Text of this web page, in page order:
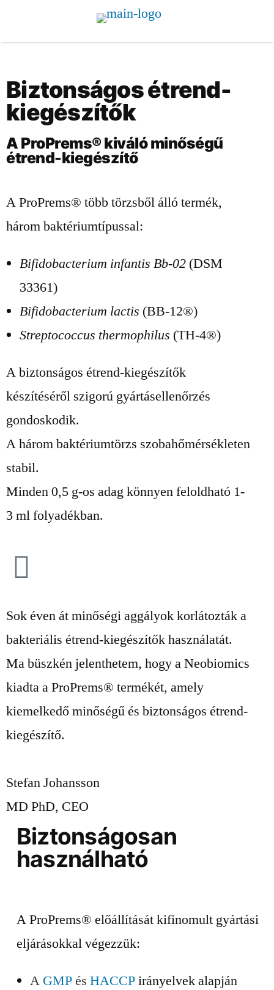
Biztonságos étrend-
kiegészítők
A ProPrems® kiváló minőségű
étrend-kiegészítő
A ProPrems® több törzsből álló termék,
három baktériumtípussal:
Bifidobacterium infantis Bb-02 (DSM
33361)
Bifidobacterium lactis (BB-12®)
Streptococcus thermophilus (TH-4®)
A biztonságos étrend-kiegészítők
készítéséről szigorú gyártásellenőrzés
gondoskodik.
A három baktériumtörzs szobahőmérsékleten
stabil.
Minden 0,5 g-os adag könnyen feloldható 1-
3 ml folyadékban.
Sok éven át minőségi aggályok korlátozták a
bakteriális étrend-kiegészítők használatát.
Ma büszkén jelenthetem, hogy a Neobiomics
kiadta a ProPrems® termékét, amely
kiemelkedő minőségű és biztonságos étrend-
kiegészítő.
Stefan Johansson
MD PhD, CEO
Biztonságosan
használható
A ProPrems® előállítását kifinomult gyártási
eljárásokkal végezzük:
A GMPés HACCPirányelvek alapján